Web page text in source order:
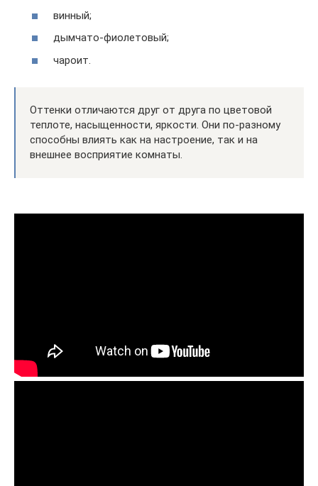
винный;
дымчато-фиолетовый;
чароит.
Оттенки отличаются друг от друга по цветовой
теплоте, насыщенности, яркости. Они по-разному
способны влиять как на настроение, так и на
внешнее восприятие комнаты.